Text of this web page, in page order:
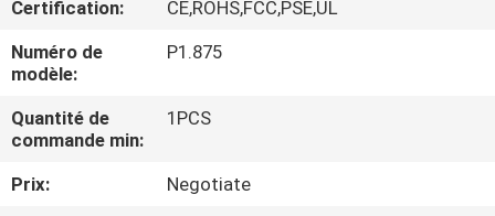
DE
NOUS
VISITE
D'USINE
Certification:
CE,ROHS,FCC,PSE,UL
Numéro de
modèle:
P1.875
Quantité de
commande min:
1PCS
Prix:
Negotiate